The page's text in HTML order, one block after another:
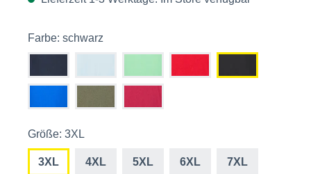
Farbe: schwarz
Größe: 3XL
3XL 4XL 5XL 6XL 7XL